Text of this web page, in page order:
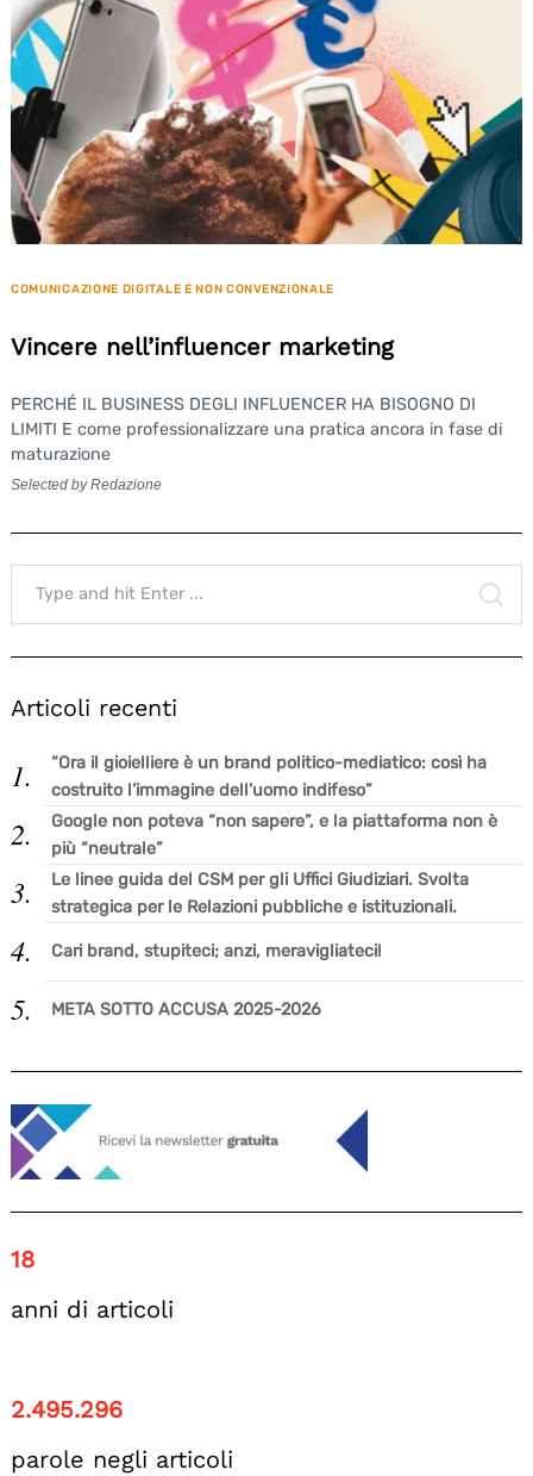
COMUNICAZIONE DIGITALE E NON CONVENZIONALE
Vincere nell’influencer marketing
PERCHÉ IL BUSINESS DEGLI INFLUENCER HA BISOGNO DI
LIMITI E come professionalizzare una pratica ancora in fase di
maturazione
Selected by Redazione
Search
for:
Articoli recenti
“Ora il gioielliere è un brand politico-mediatico: così ha
costruito l’immagine dell’uomo indifeso”
Google non poteva “non sapere”, e la piattaforma non è
più “neutrale”
Le linee guida del CSM per gli Uffici Giudiziari. Svolta
strategica per le Relazioni pubbliche e istituzionali.
Cari brand, stupiteci; anzi, meravigliateci!
META SOTTO ACCUSA 2025-2026
18
anni di articoli
2.495.296
parole negli articoli